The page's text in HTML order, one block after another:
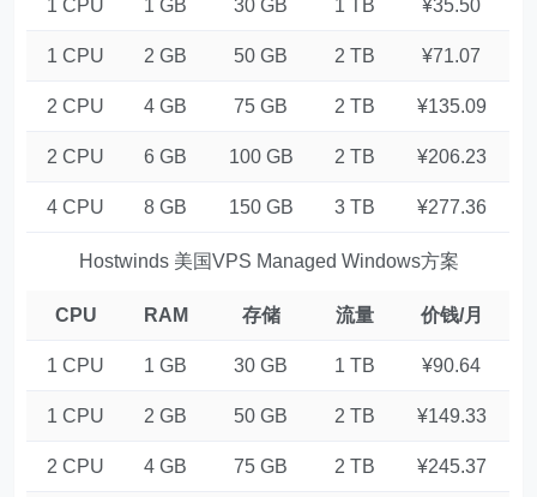
1 CPU 1 GB 30 GB 1 TB ¥35.50
1 CPU 2 GB 50 GB 2 TB ¥71.07
2 CPU 4 GB 75 GB 2 TB ¥135.09
2 CPU 6 GB 100 GB 2 TB ¥206.23
4 CPU 8 GB 150 GB 3 TB ¥277.36
Hostwinds 美国VPS Managed Windows方案
CPU RAM 存储 流量 价钱/月
1 CPU 1 GB 30 GB 1 TB ¥90.64
1 CPU 2 GB 50 GB 2 TB ¥149.33
2 CPU 4 GB 75 GB 2 TB ¥245.37